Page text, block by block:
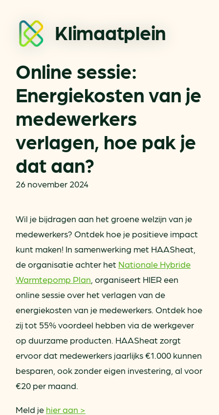
Klimaatplein
Online sessie:
Energiekosten van je
medewerkers
verlagen, hoe pak je
dat aan?
26 november 2024
Wil je bijdragen aan het groene welzijn van je
medewerkers? Ontdek hoe je positieve impact
kunt maken! In samenwerking met HAASheat,
de organisatie achter het Nationale Hybride
Warmtepomp Plan , organiseert HIER een
online sessie over het verlagen van de
energiekosten van je medewerkers. Ontdek hoe
zij tot 55% voordeel hebben via de werkgever
op duurzame producten. HAASheat zorgt
ervoor dat medewerkers jaarlijks €1.000 kunnen
besparen, ook zonder eigen investering, al voor
€20 per maand.
Meld je hier aan >